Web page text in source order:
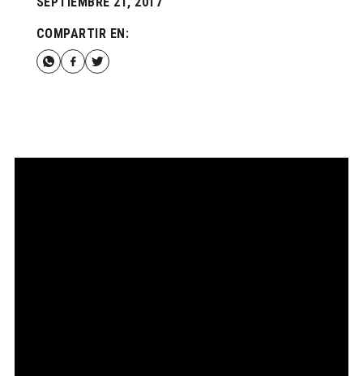
COMPARTIR EN: